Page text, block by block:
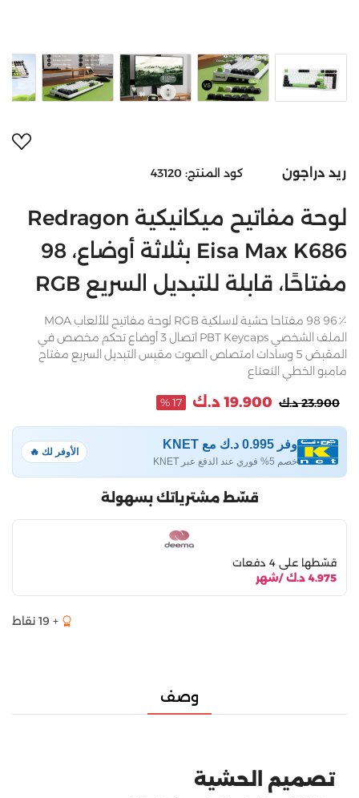
ريد دراجون كود المنتج: 43120
لوحة مفاتيح ميكانيكية Redragon
Eisa Max K686 بثلاثة أوضاع، 98
مفتاحًا، قابلة للتبديل السريع RGB
96٪ 98 مفتاحا حشية لاسلكية RGB لوحة مفاتيح للألعاب MOA
الملف الشخصي PBT Keycaps اتصال 3 أوضاع تحكم مخصص في
المقبض 5 وسادات امتصاص الصوت مقبس التبديل السريع مفتاح
مامبو الخطي النعناع
23.900 د.ك 19.900 د.ك 17 %
وفر 0.995 د.ك مع KNET
خصم 5% فوري عند الدفع عبر KNET
الأوفر لك 🔥
قسّط مشترياتك بسهولة
قسّطها على 4 دفعات
4.975 د.ك /شهر
+ 19 نقاط
وصف
تصميم الحشية